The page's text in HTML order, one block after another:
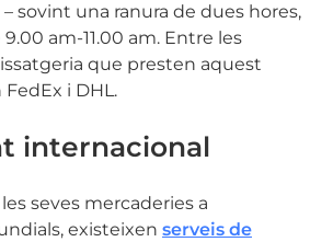
sovint una ranura de dues hores,
am-11.00 am. Entre les
que presten aquest
i DHL.
internacional
seves mercaderies a
existeixen serveis de